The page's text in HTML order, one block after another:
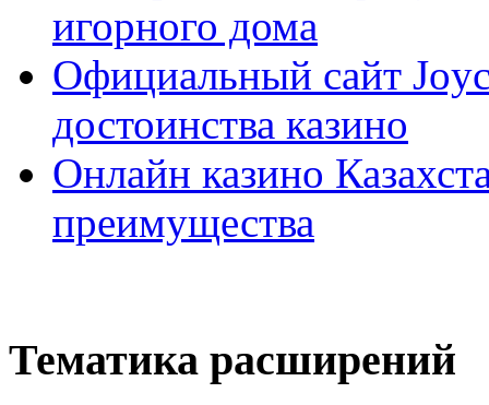
игорного дома
Официальный сайт
достоинства казино
Онлайн казино
преимущества
Тематика расширений